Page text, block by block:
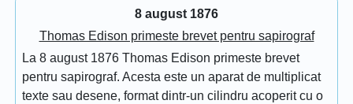
8 august 1876
Thomas Edison primeste brevet pentru sapirograf
La 8 august 1876 Thomas Edison primeste brevet
pentru sapirograf. Acesta este un aparat de multiplicat
texte sau desene, format dintr-un cilindru acoperit cu o